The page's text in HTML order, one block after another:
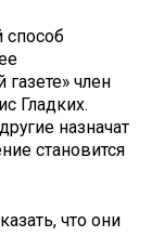
способ
член
Гладких.
назначат
становится
что они